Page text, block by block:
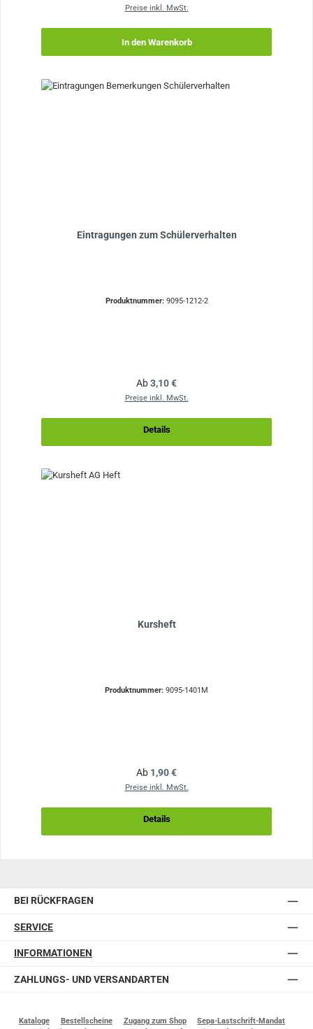
Preise inkl. MwSt.
In den Warenkorb
Eintragungen zum Schülerverhalten
Produktnummer: 9095-1212-2
Regulärer Preis:
Ab3,10 €
Preise inkl. MwSt.
Details
Kursheft
Produktnummer: 9095-1401M
Regulärer Preis:
Ab 1,90 €
Preise inkl. MwSt.
Details
BEI RÜCKFRAGEN
SERVICE
INFORMATIONEN
ZAHLUNGS- UND VERSANDARTEN
Kataloge Bestellscheine Zugang zum Shop
Sepa-Lastschrift-Mandat